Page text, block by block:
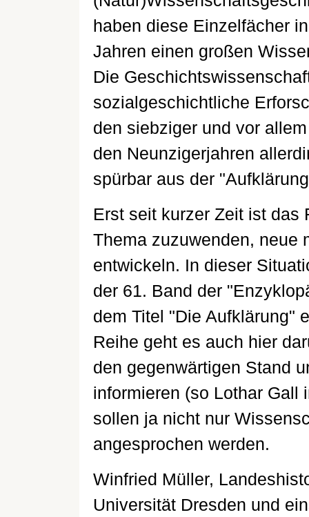
haben diese Einzelfächer
Jahren einen großen
Die
sozialgeschichtliche
den siebziger und vor
den Neunzigerjahren
spürbar aus der
Erst seit kurzer Zeit ist das
Thema zuzuwenden, neue
entwickeln. In dieser
der 61. Band der
dem Titel "Die Aufklärung"
Reihe geht es auch hier
den gegenwärtigen Stand
informieren (so Lothar Gall
sollen ja nicht nur
angesprochen werden.
Winfried Müller,
Universität Dresden und